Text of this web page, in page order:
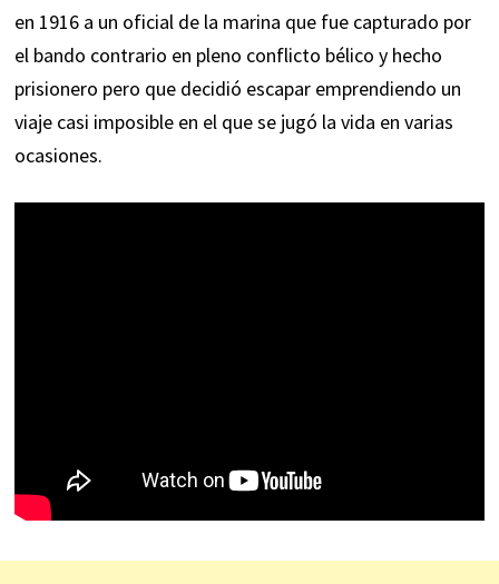
en 1916 a un oficial de la marina que fue capturado por
el bando contrario en pleno conflicto bélico y hecho
prisionero pero que decidió escapar emprendiendo un
viaje casi imposible en el que se jugó la vida en varias
ocasiones.